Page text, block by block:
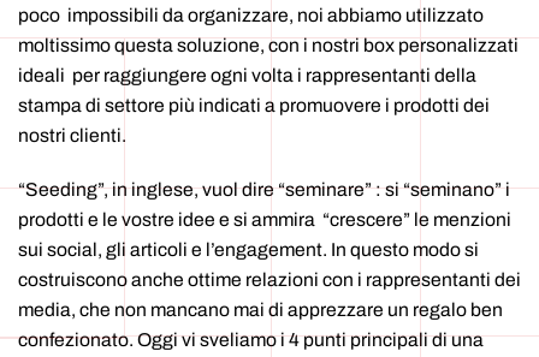
poco impossibili da organizzare, noi abbiamo utilizzato
moltissimo questa soluzione, con i nostri box personalizzati
ideali per raggiungere ogni volta i rappresentanti della
stampa di settore più indicati a promuovere i prodotti dei
nostri clienti.
“Seeding”, in inglese, vuol dire “seminare” : si “seminano” i
prodotti e le vostre idee e si ammira “crescere” le menzioni
sui social, gli articoli e l’engagement. In questo modo si
costruiscono anche ottime relazioni con i rappresentanti dei
media, che non mancano mai di apprezzare un regalo ben
confezionato. Oggi vi sveliamo i 4 punti principali di una